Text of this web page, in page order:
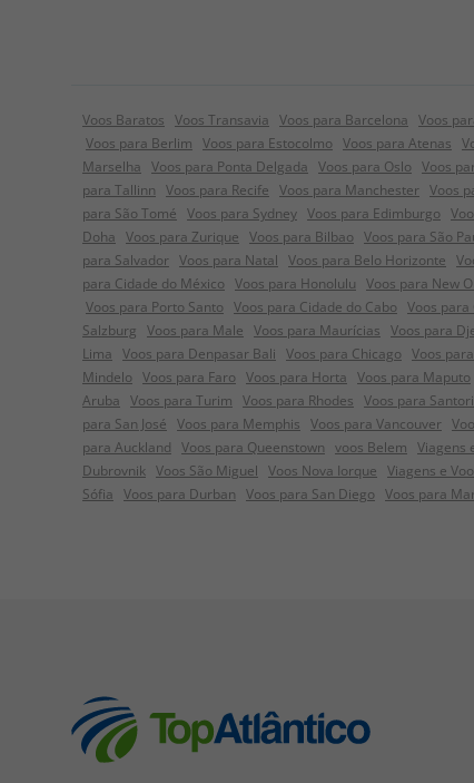
Voos Baratos Voos Transavia Voos para Barcelona Voos
Voos para Berlim Voos para Estocolmo Voos para Atenas
Marselha Voos para Ponta Delgada Voos para Oslo Voos
para Tallinn Voos para Recife Voos para Manchester Voos
para São Tomé Voos para Sydney Voos para Edimburgo
Doha Voos para Zurique Voos para Bilbao Voos para São
para Salvador Voos para Natal Voos para Belo Horizonte
para Cidade do México Voos para Honolulu Voos para New
Voos para Porto Santo Voos para Cidade do Cabo Voos para
Salzburg Voos para Male Voos para Maurícias Voos para
Lima Voos para Denpasar Bali Voos para Chicago Voos
Mindelo Voos para Faro Voos para Horta Voos para Maputo
Aruba Voos para Turim Voos para Rhodes Voos para
para San José Voos para Memphis Voos para Vancouver
para Auckland Voos para Queenstown voos Belem Viagens
Dubrovnik Voos São Miguel Voos Nova Iorque Viagens e
Sófia Voos para Durban Voos para San Diego Voos para